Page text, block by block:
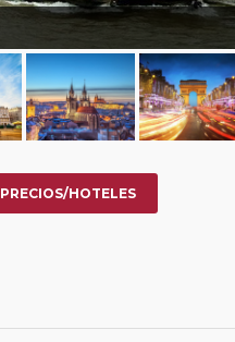
PRECIOS/HOTELES